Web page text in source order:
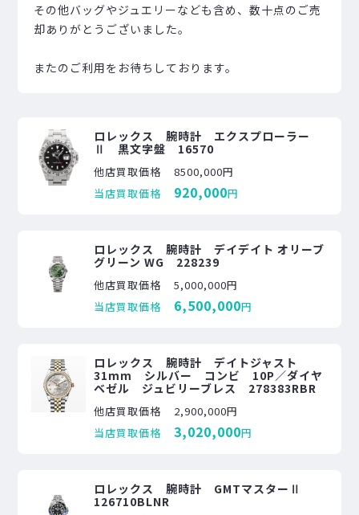
その他バッグやジュエリーなども含め、数十点のご売
却ありがとうございました。
またのご利用をお待ちしております。
ロレックス 腕時計 エクスプローラー
Ⅱ 黒文字盤 16570
他店買取価格
8500,000円
当店買取価格
920,000円
ロレックス 腕時計 デイデイト オリーブ
グリーン WG 228239
他店買取価格
5,000,000円
当店買取価格
6,500,000円
ロレックス 腕時計 デイトジャスト
31mm シルバー コンビ 10P／ダイヤ
ベゼル ジュビリーブレス 278383RBR
他店買取価格
2,900,000円
当店買取価格
3,020,000円
ロレックス 腕時計 GMTマスターⅡ
126710BLNR